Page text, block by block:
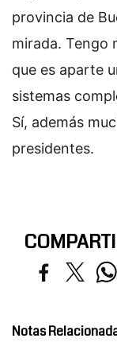
provincia de
mirada. Tengo
que es aparte
sistemas
Sí, además
presidentes.
Notas